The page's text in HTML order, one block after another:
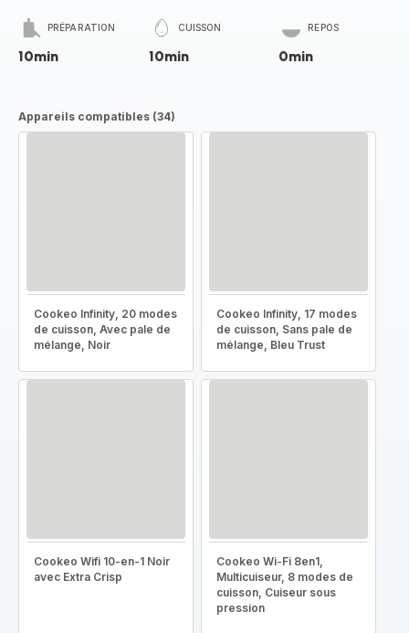
PRÉPARATION
10min
CUISSON
10min
REPOS
0min
Appareils compatibles (34)
Cookeo Infinity, 20 modes
de cuisson, Avec pale de
mélange, Noir
Cookeo Infinity, 17 modes
de cuisson, Sans pale de
mélange, Bleu Trust
Cookeo Wifi 10-en-1 Noir
avec Extra Crisp
Cookeo Wi-Fi 8en1,
Multicuiseur, 8 modes de
cuisson, Cuiseur sous
pression